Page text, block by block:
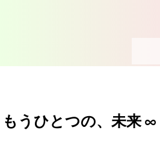
もうひとつの、未来 ∞